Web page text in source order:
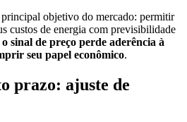
objetivo do mercado: permitir
custos de energia com previsibilidade
sinal de preço perde aderência à
seu papel econômico.
prazo: ajuste de